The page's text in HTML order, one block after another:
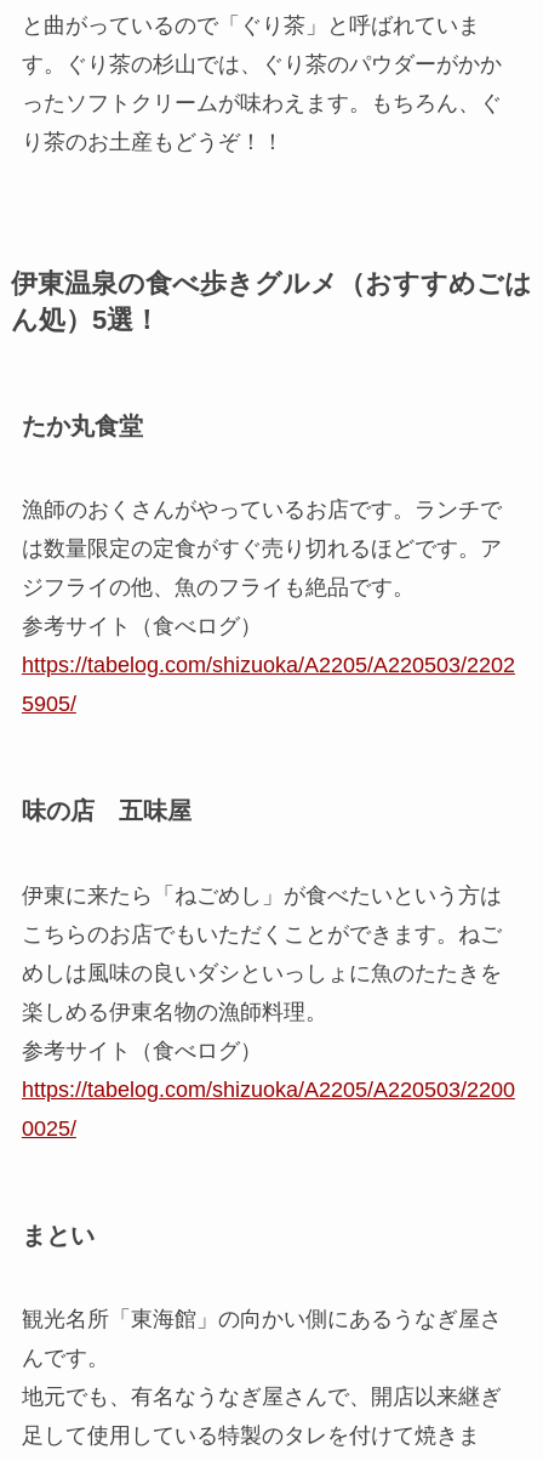
と曲がっているので「ぐり茶」と呼ばれていま
す。ぐり茶の杉山では、ぐり茶のパウダーがかか
ったソフトクリームが味わえます。もちろん、ぐ
り茶のお土産もどうぞ！！
伊東温泉の食べ歩きグルメ（おすすめごは
ん処）5選！
たか丸食堂
漁師のおくさんがやっているお店です。
ランチで
は数量限定の定食がすぐ売り切れるほどです。 ア
ジフライの他、魚のフライも絶品です。
参考サイト（食べログ）
https://tabelog.com/shizuoka/A2205/A220503/2202
5905/
味の店 五味屋
伊東に来たら「ねごめし」が食べたいという方は
こちらのお店でもいただくことができます。 ねご
めしは風味の良いダシといっしょに魚のたたきを
楽しめる伊東名物の漁師料理。
参考サイト（食べログ）
https://tabelog.com/shizuoka/A2205/A220503/2200
0025/
まとい
観光名所「東海館」の向かい側にあるうなぎ屋さ
んです。
地元でも、有名なうなぎ屋さんで、開店以来継ぎ
足して使用している特製のタレを付けて焼きま